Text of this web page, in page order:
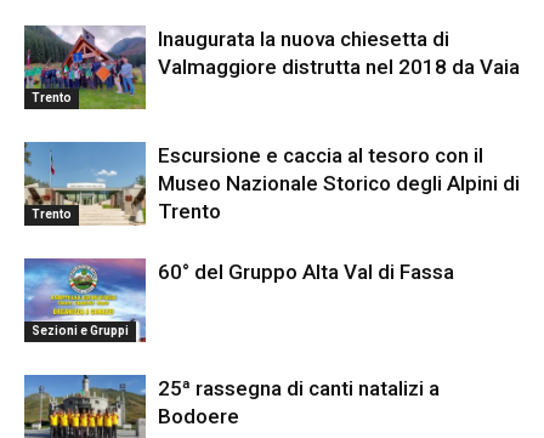
Trento
Inaugurata la nuova chiesetta di
Valmaggiore distrutta nel 2018 da Vaia
Trento
Escursione e caccia al tesoro con il
Museo Nazionale Storico degli Alpini di
Trento
Sezioni e Gruppi
60° del Gruppo Alta Val di Fassa
25ª rassegna di canti natalizi a
Bodoere